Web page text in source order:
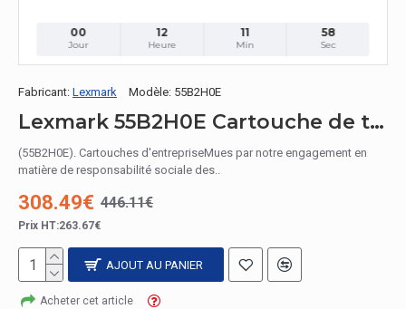
00
Jour
12
Heure
11
Min
57
Sec
Fabricant: Lexmark Modèle: 55B2H0E
Lexmark 55B2H0E Cartouche de toner 1 pièce(s) Original Noir
(55B2H0E). Cartouches d'entrepriseMues par notre engagement en
matière de responsabilité sociale des..
308.49€ 446.11€
Prix HT:263.67€
AJOUT AU PANIER
Acheter cet article